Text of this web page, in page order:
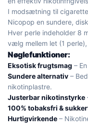
I modsætning til
Nicopop en sundere,
Hver perle indeholder 8
vælg mellem let (1
Nøglefunktioner:
Eksotisk frugtsmag –
Sundere alternativ –
nikotinplastre.
Justerbar nikotinstyrke
100% tobaksfri &
Hurtigvirkende –